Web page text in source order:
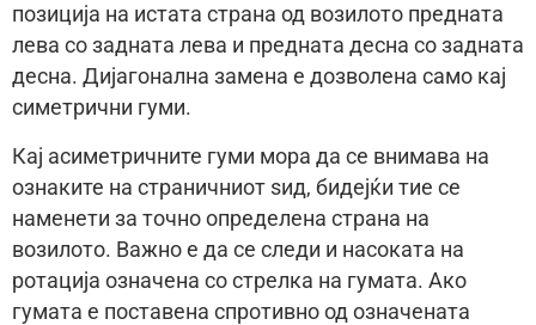
позиција на истата страна од возилото предната
лева со задната лева и предната десна со задната
десна. Дијагонална замена е дозволена само кај
симетрични гуми.
Кај асиметричните гуми мора да се внимава на
ознаките на страничниот ѕид, бидејќи тие се
наменети за точно определена страна на
возилото. Важно е да се следи и насоката на
ротација означена со стрелка на гумата. Ако
гумата е поставена спротивно од означената